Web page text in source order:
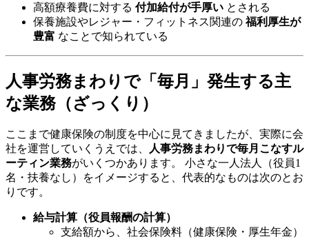
高額療養費に対する 付加給付が手厚い とされる
保養施設やレジャー・フィットネス関連の福利厚生が
豊富 なことで知られている
人事労務まわりで「毎月」発生する主
な業務（ざっくり）
ここまで健康保険の制度を中心に見てきましたが、実際に会
社を運営していくうえでは、
人事労務まわりで毎月こなすル
ーティン業務がいくつかあります。 小さな一人法人（役員1
名・扶養なし）をイメージすると、代表的なものは次のとお
りです。
給与計算（役員報酬の計算）
支給額から、社会保険料（健康保険・厚生年金）